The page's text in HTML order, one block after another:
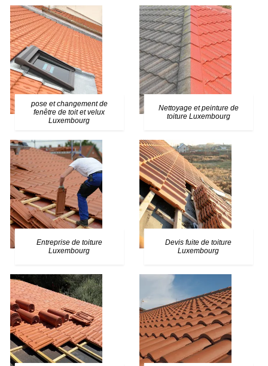
pose et changement de
fenêtre de toit et velux
Luxembourg
Nettoyage et peinture de
toiture Luxembourg
Entreprise de toiture
Luxembourg
Devis fuite de toiture
Luxembourg